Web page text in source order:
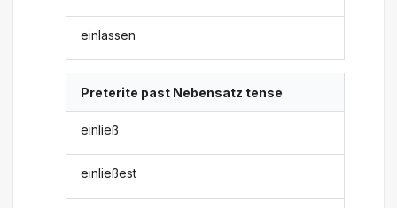
einlassen
Preterite past Nebensatz tense
einließ
einließest